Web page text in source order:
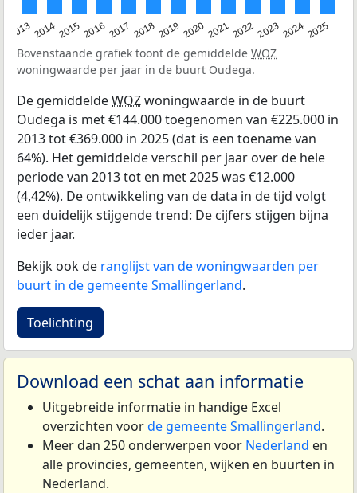
20132014201520162017 20182019 202020212022202320242025
Bovenstaande grafiek toont de gemiddelde WOZ
woningwaarde per jaar in de buurt Oudega.
De gemiddeldeWOZwoningwaarde in de buurt
Oudega is met €144.000 toegenomen van €225.000 in
2013 tot €369.000 in 2025 (dat is een toename van
64%). Het gemiddelde verschil per jaar over de hele
periode van 2013 tot en met 2025 was €12.000
(4,42%). De ontwikkeling van de data in de tijd volgt
een duidelijk stijgende trend: De cijfers stijgen bijna
ieder jaar.
Bekijk ook de ranglijst van de woningwaarden per
buurt in de gemeente Smallingerland.
Toelichting
Download een schat aan informatie
Uitgebreide informatie in handige Excel
overzichten voorde gemeente Smallingerland.
Meer dan 250 onderwerpen voor Nederland en
alle provincies, gemeenten, wijken en buurten in
Nederland.